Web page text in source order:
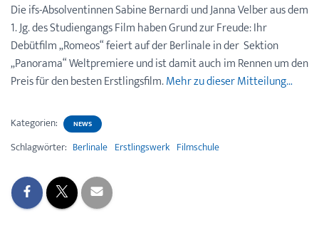
Die ifs-Absolventinnen Sabine Bernardi und Janna Velber aus dem
1. Jg. des Studiengangs Film haben Grund zur Freude: Ihr
Debütfilm „Romeos“ feiert auf der Berlinale in der Sektion
„Panorama“ Weltpremiere und ist damit auch im Rennen um den
Preis für den besten Erstlingsfilm.Mehr zu dieser Mitteilung…
Kategorien: NEWS
Schlagwörter: Berlinale Erstlingswerk Filmschule